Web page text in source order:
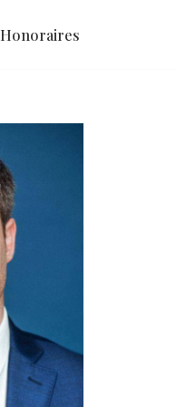
Honoraires